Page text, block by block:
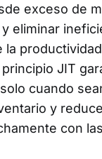
exceso de
eliminar
principio JIT
cuando
y
con las